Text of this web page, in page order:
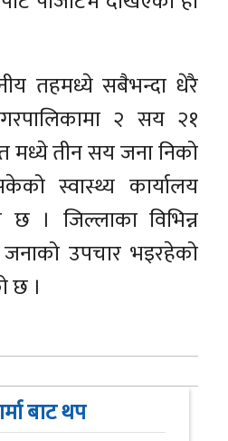
तहमध्ये सबैभन्दा धेरै
२ सय २१
मध्ये तीन सय जना निको
स्वास्थ्य कार्यालय
। जिल्लाका विभिन्न
उपचार भइरहेको
छ ।
बाट थप